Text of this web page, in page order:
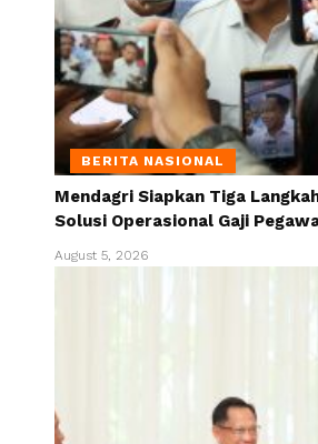
BERITA NASIONAL
Mendagri Siapkan Tiga
Solusi Operasional Gaji
August 5, 2026